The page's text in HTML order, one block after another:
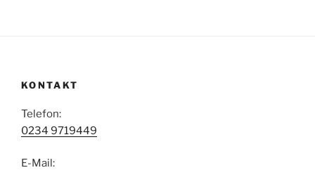
KONTAKT
Telefon:
0234 9719449
E-Mail: